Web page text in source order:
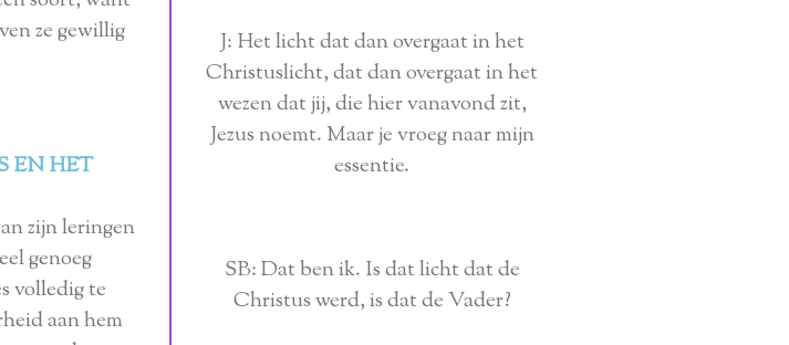
ze gewillig
EN HET
zijn leringen
genoeg
volledig te
aan hem
J: Het licht dat dan overgaat in het
Christuslicht, dat dan overgaat in het
wezen dat jij, die hier vanavond zit,
Jezus noemt. Maar je vroeg naar mijn
essentie.
SB: Dat ben ik. Is dat licht dat de
Christus werd, is dat de Vader?